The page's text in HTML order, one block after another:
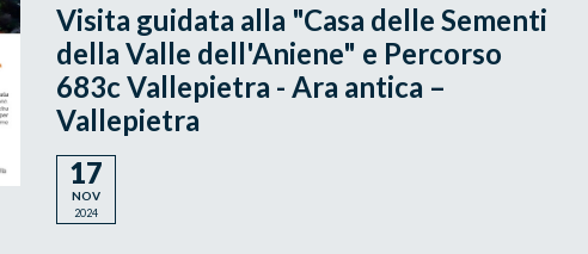
Visita guidata alla "Casa delle Sementi
della Valle dell'Aniene" e Percorso
683c Vallepietra - Ara antica –
Vallepietra
17
NOV
2024